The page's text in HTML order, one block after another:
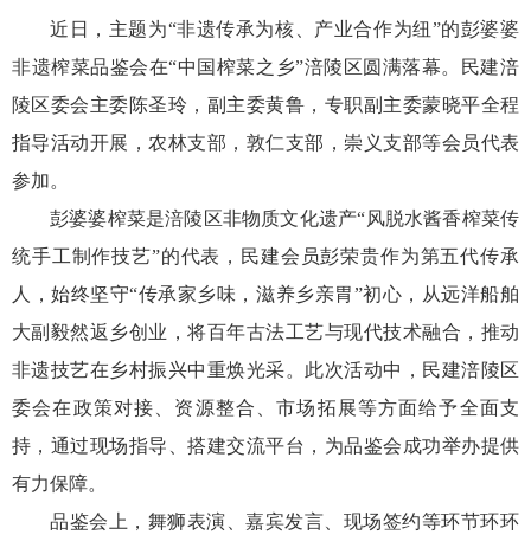
近日，主题为“非遗传承为核、产业合作为纽”的彭婆婆
非遗榨菜品鉴会在“中国榨菜之乡”涪陵区圆满落幕。民建涪
陵区委会主委陈圣玲，副主委黄鲁，专职副主委蒙晓平全程
指导活动开展，农林支部，敦仁支部，崇义支部等会员代表
参加。
彭婆婆榨菜是涪陵区非物质文化遗产“风脱水酱香榨菜传
统手工制作技艺”的代表，民建会员彭荣贵作为第五代传承
人，始终坚守“传承家乡味，滋养乡亲胃”初心，从远洋船舶
大副毅然返乡创业，将百年古法工艺与现代技术融合，推动
非遗技艺在乡村振兴中重焕光采。此次活动中，民建涪陵区
委会在政策对接、资源整合、市场拓展等方面给予全面支
持，通过现场指导、搭建交流平台，为品鉴会成功举办提供
有力保障。
品鉴会上，舞狮表演、嘉宾发言、现场签约等环节环环